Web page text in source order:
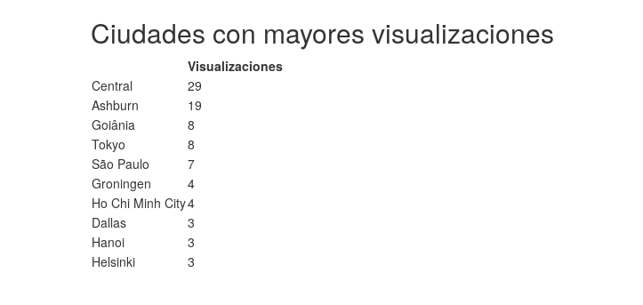
Ciudades con mayores visualizaciones
Visualizaciones
Central
29
Ashburn
19
Goiânia
8
Tokyo
8
São Paulo
7
Groningen
4
Ho Chi Minh City4
Dallas
3
Hanoi
3
Helsinki
3